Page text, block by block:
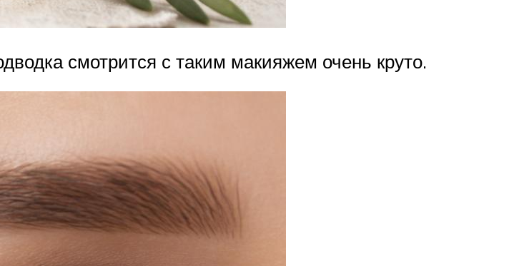
смотрится с таким макияжем очень круто.